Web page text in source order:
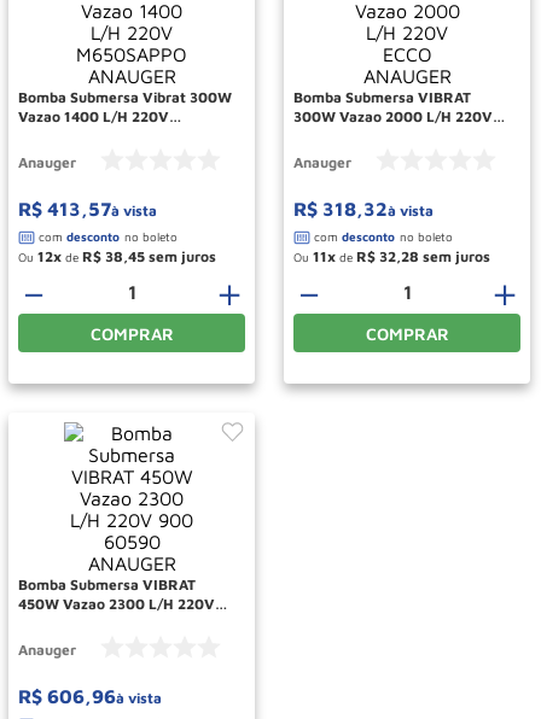
Bomba Submersa Vibrat 300W
Vazao 1400 L/H 220V
Anauger
R$ 413,57à vista
Ou 12 de R$ 38,45
＋
－
COMPRAR
Bomba Submersa VIBRAT
300W Vazao 2000 L/H 220V
Anauger
R$ 318,32à vista
Ou 11 de R$ 32,28
＋
－
COMPRAR
Bomba Submersa VIBRAT
450W Vazao 2300 L/H 220V
Anauger
R$ 606,96à vista
Rodizio